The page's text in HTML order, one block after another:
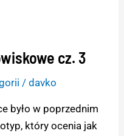
cz. 3
/davko
było w poprzednim
który ocenia jak